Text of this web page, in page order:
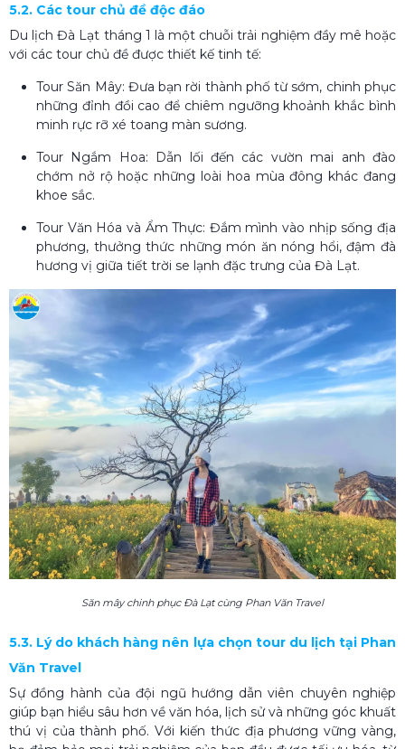
5.2. Các tour chủ đề độc đáo
Du lịch Đà Lạt tháng 1 là một chuỗi trải nghiệm đầy mê hoặc
với các tour chủ đề được thiết kế tinh tế:
Tour Săn Mây: Đưa bạn rời thành phố từ sớm, chinh phục
những đỉnh đồi cao để chiêm ngưỡng khoảnh khắc bình
minh rực rỡ xé toang màn sương.
Tour Ngắm Hoa: Dẫn lối đến các vườn mai anh đào
chớm nở rộ hoặc những loài hoa mùa đông khác đang
khoe sắc.
Tour Văn Hóa và Ẩm Thực: Đắm mình vào nhịp sống địa
phương, thưởng thức những món ăn nóng hổi, đậm đà
hương vị giữa tiết trời se lạnh đặc trưng của Đà Lạt.
Săn mây chinh phục Đà Lạt cùng Phan Văn Travel
5.3. Lý do khách hàng nên lựa chọn tour du lịch tại Phan
Văn Travel
Sự đồng hành của đội ngũ hướng dẫn viên chuyên nghiệp
giúp bạn hiểu sâu hơn về văn hóa, lịch sử và những góc khuất
thú vị của thành phố. Với kiến thức địa phương vững vàng,